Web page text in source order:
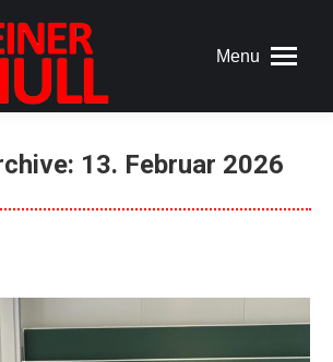
Menu
13. Februar 2026